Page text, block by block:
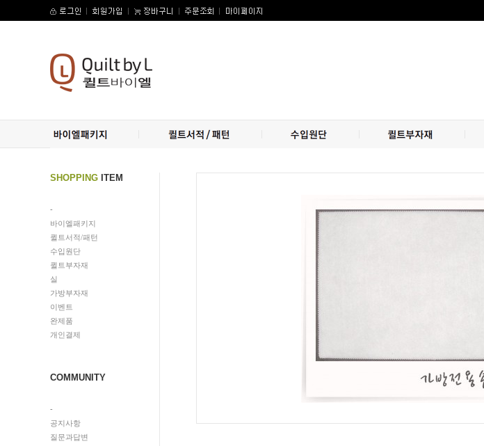
SHOPPING ITEM
-
바이엘패키지
퀼트서적/패턴
수입원단
퀼트부자재
실
가방부자재
이벤트
완제품
개인결제
COMMUNITY
-
공지사항
질문과답변
수량감소